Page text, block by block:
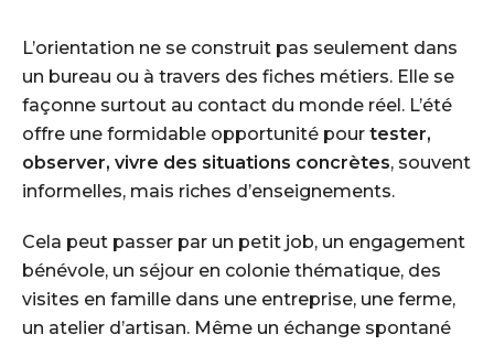
L’orientation ne se construit pas seulement dans
un bureau ou à travers des fiches métiers. Elle se
façonne surtout au contact du monde réel. L’été
offre une formidable opportunité pour tester,
observer, vivre des situations concrètes, souvent
informelles, mais riches d’enseignements.
Cela peut passer par un petit job, un engagement
bénévole, un séjour en colonie thématique, des
visites en famille dans une entreprise, une ferme,
un atelier d’artisan. Même un échange spontané